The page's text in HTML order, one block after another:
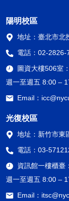
陽明校區
地址： 臺北市北
電話： 02-2826-
圖資大樓506室：
週一至週五 8:00 –
Email：
光復校區
地址： 新竹市東
電話： 03-
資訊館一樓櫃臺：
週一至週五 8:00 –
Email：